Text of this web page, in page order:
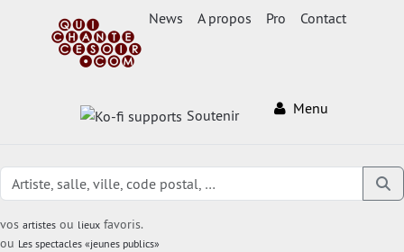
News A propos Pro Contact
Soutenir Menu
vos artistes ou lieux favoris.
ou Les spectacles «jeunes publics»